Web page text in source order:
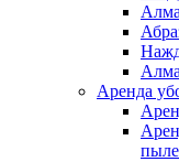
Аренда